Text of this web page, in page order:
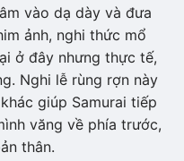
vào dạ dày và đưa
ảnh, nghi thức mổ
ở đây nhưng thực tế,
Nghi lễ rùng rợn này
giúp Samurai tiếp
văng về phía trước,
thân.